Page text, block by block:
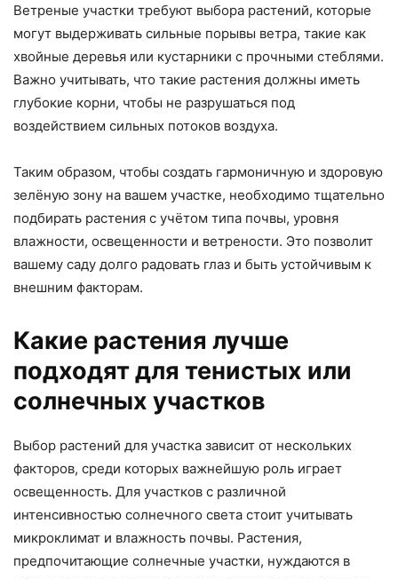
Ветреные участки требуют выбора растений, которые
могут выдерживать сильные порывы ветра, такие как
хвойные деревья или кустарники с прочными стеблями.
Важно учитывать, что такие растения должны иметь
глубокие корни, чтобы не разрушаться под
воздействием сильных потоков воздуха.
Таким образом, чтобы создать гармоничную и здоровую
зелёную зону на вашем участке, необходимо тщательно
подбирать растения с учётом типа почвы, уровня
влажности, освещенности и ветрености. Это позволит
вашему саду долго радовать глаз и быть устойчивым к
внешним факторам.
Какие растения лучше
подходят для тенистых или
солнечных участков
Выбор растений для участка зависит от нескольких
факторов, среди которых важнейшую роль играет
освещенность. Для участков с различной
интенсивностью солнечного света стоит учитывать
микроклимат и влажность почвы. Растения,
предпочитающие солнечные участки, нуждаются в